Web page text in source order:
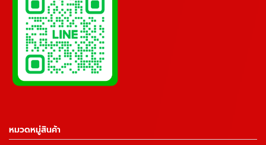
หมวดหมู่สินค้า